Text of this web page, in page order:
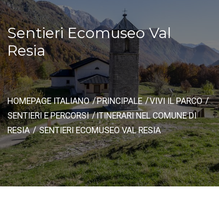
Sentieri Ecomuseo Val
Resia
HOMEPAGE ITALIANO PRINCIPALE
VIVI IL PARCO
SENTIERI E PERCORSI
ITINERARI NEL COMUNE DI
RESIA
SENTIERI ECOMUSEO VAL RESIA